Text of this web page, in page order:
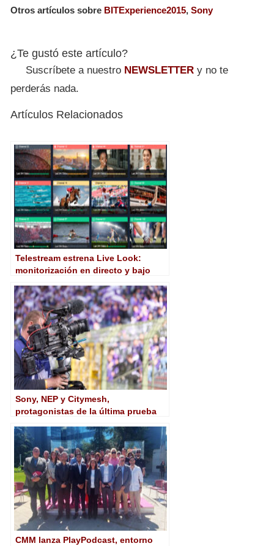
Otros artículos sobre BITExperience2015, Sony
¿Te gustó este artículo?
Suscríbete a nuestro NEWSLETTER y no te
perderás nada.
Artículos Relacionados
Telestream estrena Live Look:
monitorización en directo y bajo
Sony, NEP y Citymesh,
protagonistas de la última prueba
un entorno broadcast deportivo
CMM lanza PlayPodcast, entorno